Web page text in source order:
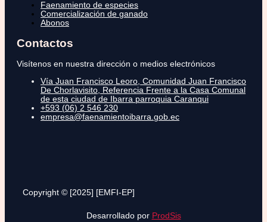
Faenamiento de especies
Comercialización de ganado
Abonos
Contactos
Visítenos en nuestra dirección o medios electrónicos
Vía Juan Francisco Leoro, Comunidad Juan Francisco
De Chorlavisito, Referencia Frente a la Casa Comunal
de esta ciudad de Ibarra parroquia Caranqui
+593 (06) 2 546 230
empresa@faenamientoibarra.gob.ec
Copyright © [2025] [EMFI-EP]
Desarrollado por ProdSis